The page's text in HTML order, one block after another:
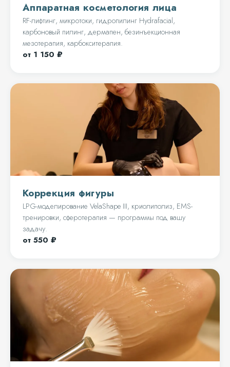
Аппаратная косметология лица
RF-лифтинг, микротоки, гидропилинг Hydrafacial,
карбоновый пилинг, дермапен, безинъекционная
мезотерапия, карбокситерапия.
от 1 150 ₽
Коррекция фигуры
LPG-моделирование VelaShape III, криолиполиз, EMS-
тренировки, сферотерапия — программы под вашу
задачу.
от 550 ₽